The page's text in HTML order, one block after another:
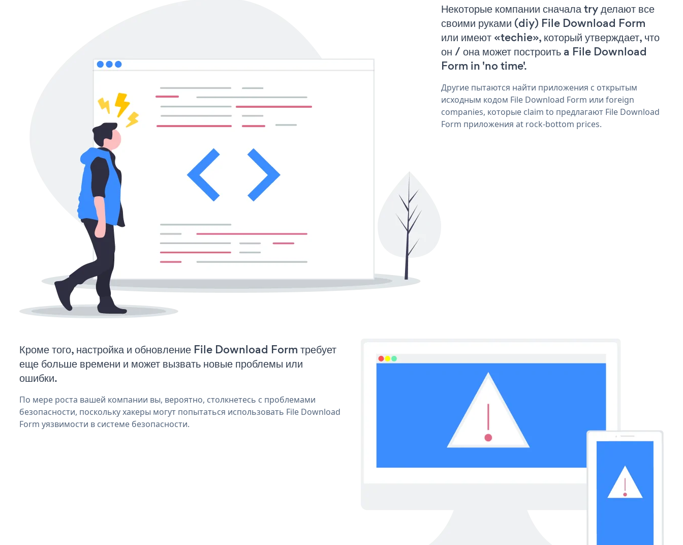
Некоторые компании сначала try делают все
своими руками (diy) File Download Form
или имеют «techie», который утверждает, что
он / она может построить a File Download
Form in 'no time'.
Другие пытаются найти приложения с открытым
исходным кодом File Download Form или foreign
companies, которые claim to предлагают File Download
Form приложения at rock-bottom prices.
Кроме того, настройка и обновление File Download Form требует
еще больше времени и может вызвать новые проблемы или
ошибки.
По мере роста вашей компании вы, вероятно, столкнетесь с проблемами
безопасности, поскольку хакеры могут попытаться использовать File Download
Form уязвимости в системе безопасности.